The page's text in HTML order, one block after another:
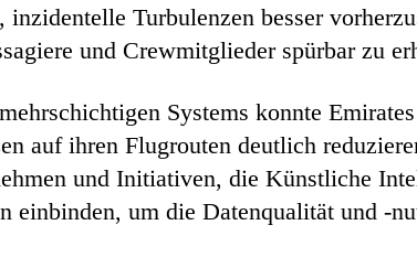
Turbulenzen besser
und Crewmitglieder spürbar zu
Systems konnte
auf ihren Flugrouten deutlich
und Initiativen, die Künstliche
einbinden, um die Datenqualität und -